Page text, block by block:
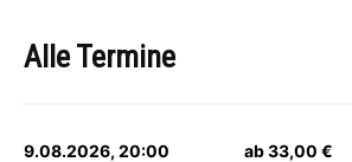
Alle Termine
9.08.2026, 20:00
ab 33,00 €